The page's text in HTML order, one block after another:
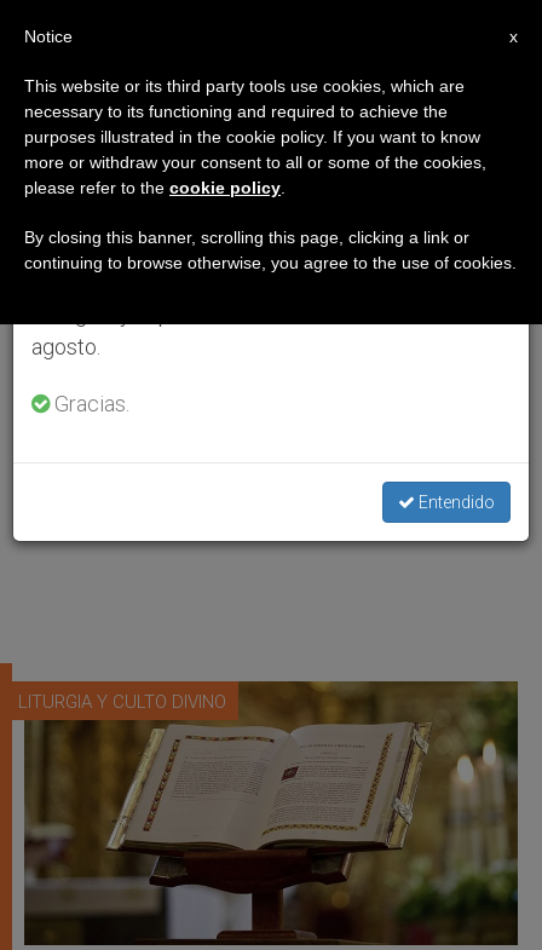
LITURGIA Y CULTO DIVINO
×
Aviso importante
Del 27 de julio al 7 de agosto haremos la pausa
anual, aprovechando que en el periodo de verano
se generan menos informaciones y también el
agosto.
Gracias.
Entendido
x
Notice
This website or its third party tools use cookies, which are
necessary to its functioning and required to achieve the
purposes illustrated in the cookie policy. If you want to know
more or withdraw your consent to all or some of the cookies,
please refer to the cookie policy
By closing this banner, scrolling this page, clicking a link or
continuing to browse otherwise, you agree to the use of cookies.